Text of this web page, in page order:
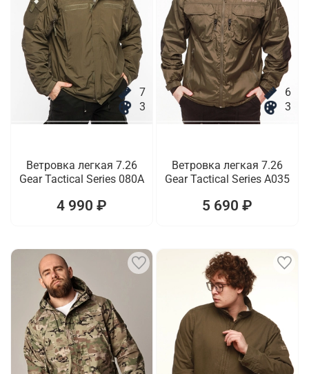
7
3
Ветровка легкая 7.26
Gear Tactical Series 080A
4 990 ₽
6
3
Ветровка легкая 7.26
Gear Tactical Series A035
5 690 ₽